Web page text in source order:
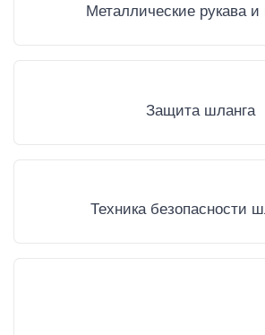
Металлические рукава
Защита шланга
Техника безопасности